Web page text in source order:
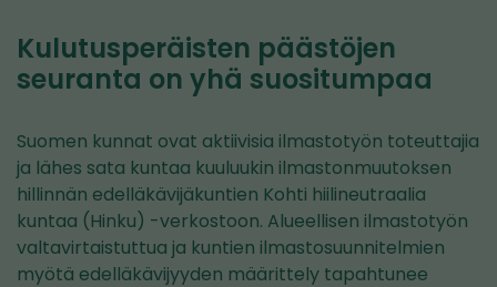
Kulutusperäisten päästöjen
seuranta on yhä suositumpaa
Suomen kunnat ovat aktiivisia ilmastotyön toteuttajia
ja lähes sata kuntaa kuuluukin ilmastonmuutoksen
hillinnän edelläkävijäkuntien Kohti hiilineutraalia
kuntaa (Hinku) -verkostoon. Alueellisen ilmastotyön
valtavirtaistuttua ja kuntien ilmastosuunnitelmien
myötä edelläkävijyyden määrittely tapahtunee